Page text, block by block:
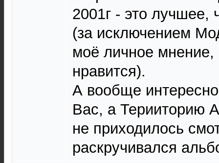
2001г - это лучшее,
(за исключением
моё личное
нравится).
А вообще
Вас, а Терииторию
не приходилось
раскручивался